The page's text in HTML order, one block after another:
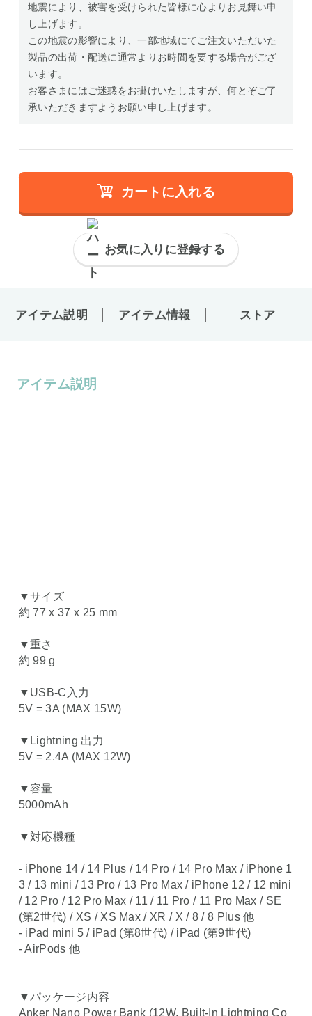
地震により、被害を受けられた皆様に心よりお見舞い申
し上げます。
この地震の影響により、一部地域にてご注文いただいた
製品の出荷・配送に通常よりお時間を要する場合がござ
います。
お客さまにはご迷惑をお掛けいたしますが、何とぞご了
承いただきますようお願い申し上げます。
カートに入れる
お気に入りに登録する
アイテム説明 アイテム情報 ストア
アイテム説明
▼サイズ
約 77 x 37 x 25 mm
▼重さ
約 99 g
▼USB-C入力
5V = 3A (MAX 15W)
▼Lightning 出力
5V = 2.4A (MAX 12W)
▼容量
5000mAh
▼対応機種
- iPhone 14 / 14 Plus / 14 Pro / 14 Pro Max / iPhone 1
3 / 13 mini / 13 Pro / 13 Pro Max / iPhone 12 / 12 mini
/ 12 Pro / 12 Pro Max / 11 / 11 Pro / 11 Pro Max / SE
(第2世代) / XS / XS Max / XR / X / 8 / 8 Plus 他
- iPad mini 5 / iPad (第8世代) / iPad (第9世代)
- AirPods 他
▼パッケージ内容
Anker Nano Power Bank (12W, Built-In Lightning Co